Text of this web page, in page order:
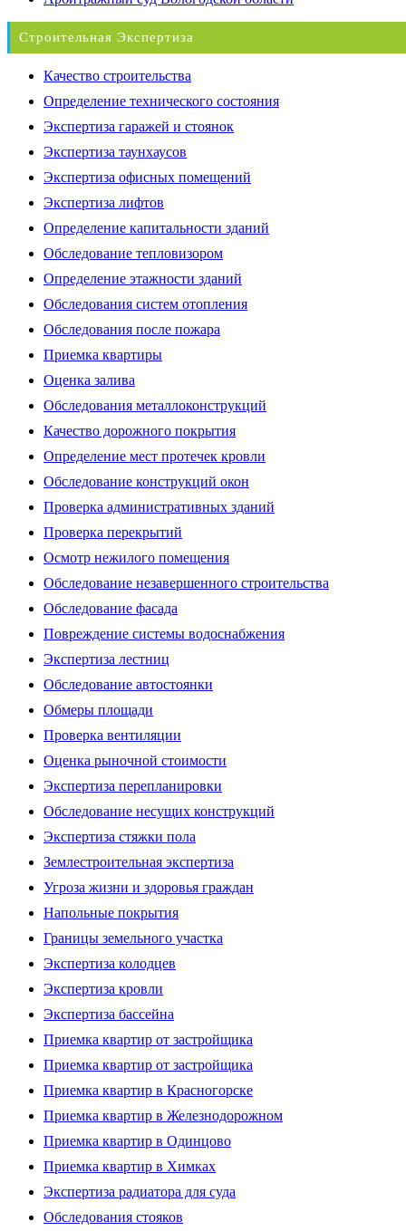
Строительная Экспертиза
Качество строительства
Определение технического состояния
Экспертиза гаражей и стоянок
Экспертиза таунхаусов
Экспертиза офисных помещений
Экспертиза лифтов
Определение капитальности зданий
Обследование тепловизором
Определение этажности зданий
Обследования систем отопления
Обследования после пожара
Приемка квартиры
Оценка залива
Обследования металлоконструкций
Качество дорожного покрытия
Определение мест протечек кровли
Обследование конструкций окон
Проверка административных зданий
Проверка перекрытий
Осмотр нежилого помещения
Обследование незавершенного строительства
Обследование фасада
Повреждение системы водоснабжения
Экспертиза лестниц
Обследование автостоянки
Обмеры площади
Проверка вентиляции
Оценка рыночной стоимости
Экспертиза перепланировки
Обследование несущих конструкций
Экспертиза стяжки пола
Землестроительная экспертиза
Угроза жизни и здоровья граждан
Напольные покрытия
Границы земельного участка
Экспертиза колодцев
Экспертиза кровли
Экспертиза бассейна
Приемка квартир от застройщика
Приемка квартир от застройщика
Приемка квартир в Красногорске
Приемка квартир в Железнодорожном
Приемка квартир в Одинцово
Приемка квартир в Химках
Экспертиза радиатора для суда
Обследования стояков